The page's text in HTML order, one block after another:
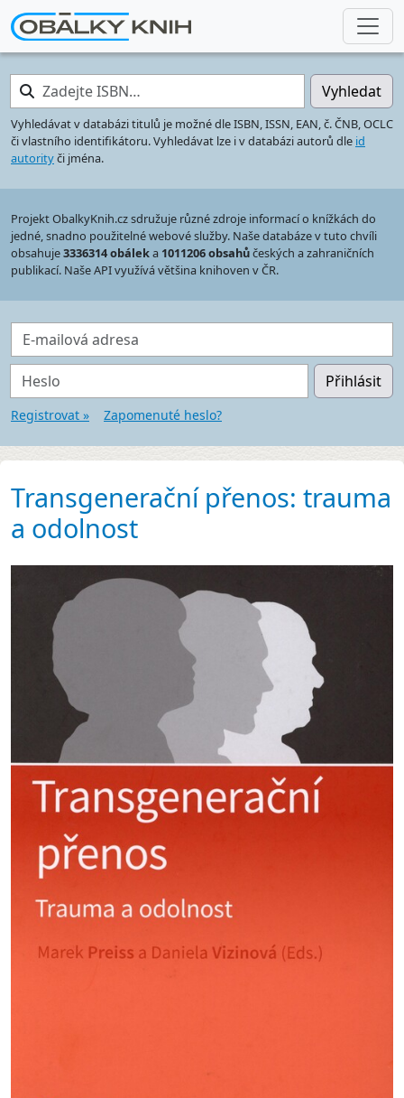
Zadejte ISBN… Vyhledat
Vyhledávat v databázi titulů je možné dle ISBN, ISSN, EAN, č. ČNB, OCLC
či vlastního identifikátoru. Vyhledávat lze i v databázi autorů dle id
autorityči jména.
Projekt ObalkyKnih.cz sdružuje různé zdroje informací o knížkách do
jedné, snadno použitelné webové služby. Naše databáze v tuto chvíli
obsahuje3336314 obáleka 1011206 obsahůčeských a zahraničních
publikací. Naše API využívá většina knihoven v ČR.
E-mailová adresa
Heslo Přihlásit
Registrovat » Zapomenuté heslo?
Transgenerační přenos: trauma
a odolnost